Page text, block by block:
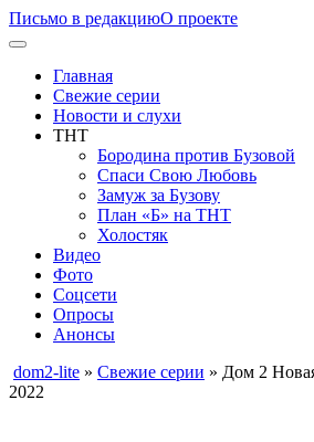
Письмо в редакциюО проекте
Главная
Свежие серии
Новости и слухи
ТНТ
Бородина против Бузовой
Спаси Свою Любовь
Замуж за Бузову
План «Б» на ТНТ
Холостяк
Видео
Фото
Соцсети
Опросы
Анонсы
dom2-lite » Свежие серии » Дом 2
2022